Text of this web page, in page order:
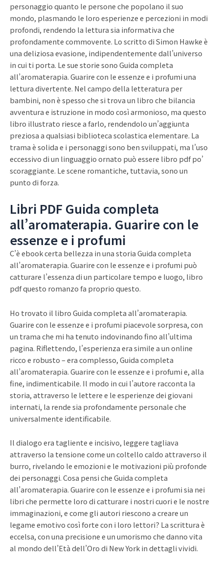
personaggio quanto le persone che popolano il suo
mondo, plasmando le loro esperienze e percezioni in modi
profondi, rendendo la lettura sia informativa che
profondamente commovente. Lo scritto di Simon Hawke è
una deliziosa evasione, indipendentemente dall’universo
in cui ti porta. Le sue storie sono Guida completa
all’aromaterapia. Guarire con le essenze e i profumi una
lettura divertente. Nel campo della letteratura per
bambini, non è spesso che si trova un libro che bilancia
avventura e istruzione in modo così armonioso, ma questo
libro illustrato riesce a farlo, rendendolo un’aggiunta
preziosa a qualsiasi biblioteca scolastica elementare. La
trama è solida e i personaggi sono ben sviluppati, ma l’uso
eccessivo di un linguaggio ornato può essere libro pdf po’
scoraggiante. Le scene romantiche, tuttavia, sono un
punto di forza.
Libri PDF Guida completa
all’aromaterapia. Guarire con le
essenze e i profumi
C’è ebook certa bellezza in una storia Guida completa
all’aromaterapia. Guarire con le essenze e i profumi può
catturare l’essenza di un particolare tempo e luogo, libro
pdf questo romanzo fa proprio questo.
Ho trovato il libro Guida completa all’aromaterapia.
Guarire con le essenze e i profumi piacevole sorpresa, con
un trama che mi ha tenuto indovinando fino all’ultima
pagina. Riflettendo, l’esperienza era simile a un online
ricco e robusto – era complesso, Guida completa
all’aromaterapia. Guarire con le essenze e i profumi e, alla
fine, indimenticabile. Il modo in cui l’autore racconta la
storia, attraverso le lettere e le esperienze dei giovani
internati, la rende sia profondamente personale che
universalmente identificabile.
Il dialogo era tagliente e incisivo, leggere tagliava
attraverso la tensione come un coltello caldo attraverso il
burro, rivelando le emozioni e le motivazioni più profonde
dei personaggi. Cosa pensi che Guida completa
all’aromaterapia. Guarire con le essenze e i profumi sia nei
libri che permette loro di catturare i nostri cuori e le nostre
immaginazioni, e come gli autori riescono a creare un
legame emotivo così forte con i loro lettori? La scrittura è
eccelsa, con una precisione e un umorismo che danno vita
al mondo dell’Età dell’Oro di New York in dettagli vividi.